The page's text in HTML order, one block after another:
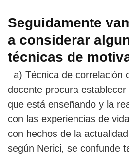
Seguidamente
a considerar
técnicas de
a) Técnica de correlación
docente procura
que está enseñando y la
con las experiencias de
con hechos de la
según Nerici, se confunde